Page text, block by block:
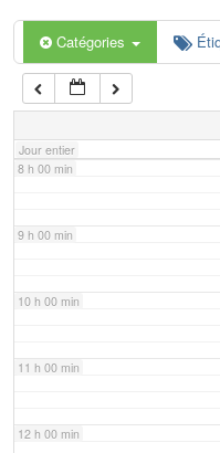
Catégories
Jour entier
6 h 00 min
7 h 00 min
8 h 00 min
9 h 00 min
10 h 00 min
11 h 00 min
12 h 00 min